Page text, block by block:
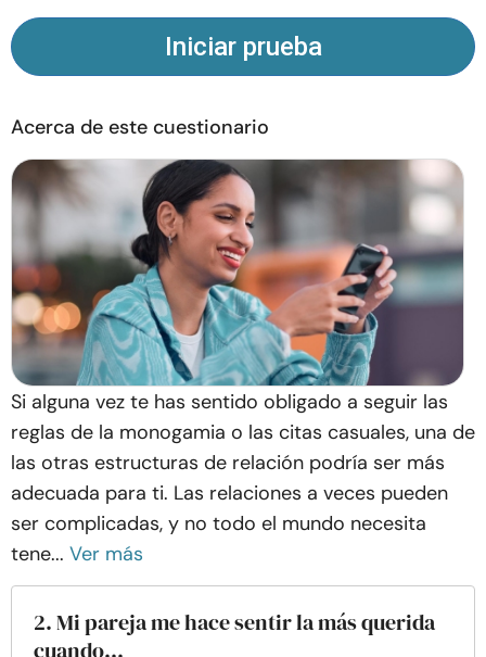
Sobre nosotros Contáctanos Escríbenos
Publicidad con
Iniciar prueba
Acerca de este cuestionario
Si alguna vez te has sentido obligado a seguir las
reglas de la monogamia o las citas casuales, una de
las otras estructuras de relación podría ser más
adecuada para ti. Las relaciones a veces pueden
ser complicadas, y no todo el mundo necesita
tene... Ver más
2. Mi pareja me hace sentir la más querida
cuando...